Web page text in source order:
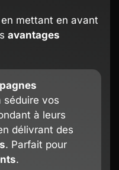
en mettant en avant
avantages
séduire vos
à leurs
délivrant des
. Parfait pour
.